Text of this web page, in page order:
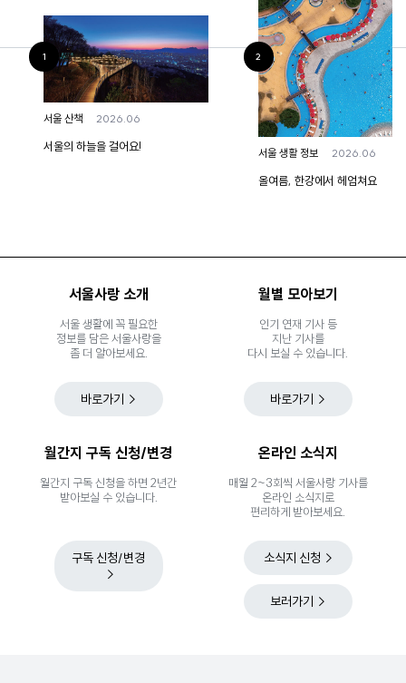
서울 산책 2026.06
서울의 하늘을 걸어요! 서울 생활 정보 2026.06
올여름, 한강에서 헤엄쳐요
서울사랑 소개
서울 생활에 꼭 필요한
정보를 담은 서울사랑을
좀 더 알아보세요.
바로가기
월별 모아보기
인기 연재 기사 등
지난 기사를
다시 보실 수 있습니다.
바로가기
월간지 구독 신청/변경
월간지 구독 신청을 하면 2년간
받아보실 수 있습니다.
구독 신청/변경
온라인 소식지
매월 2~3회씩 서울사랑 기사를
온라인 소식지로
편리하게 받아보세요.
소식지 신청
보러가기